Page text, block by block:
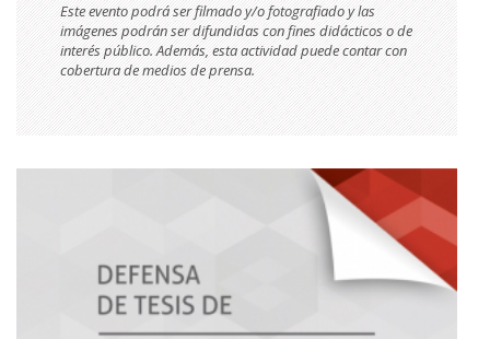
Este evento podrá ser filmado y/o fotografiado y las
imágenes podrán ser difundidas con fines didácticos o de
interés público. Además, esta actividad puede contar con
cobertura de medios de prensa.